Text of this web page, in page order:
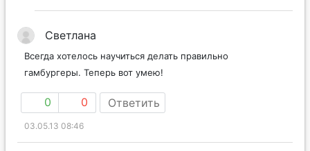
Светлана
Всегда хотелось научиться делать правильно
гамбургеры. Теперь вот умею!
0 0 Ответить
03.05.13 08:46